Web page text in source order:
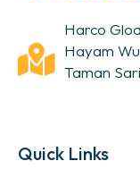
Harco
Hayam
Taman
Quick Links